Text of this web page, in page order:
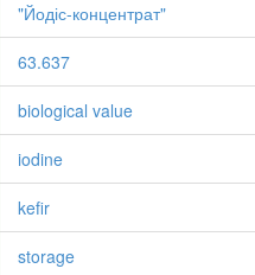
"Йодіс-концентрат"
63.637
biological value
iodine
kefir
storage